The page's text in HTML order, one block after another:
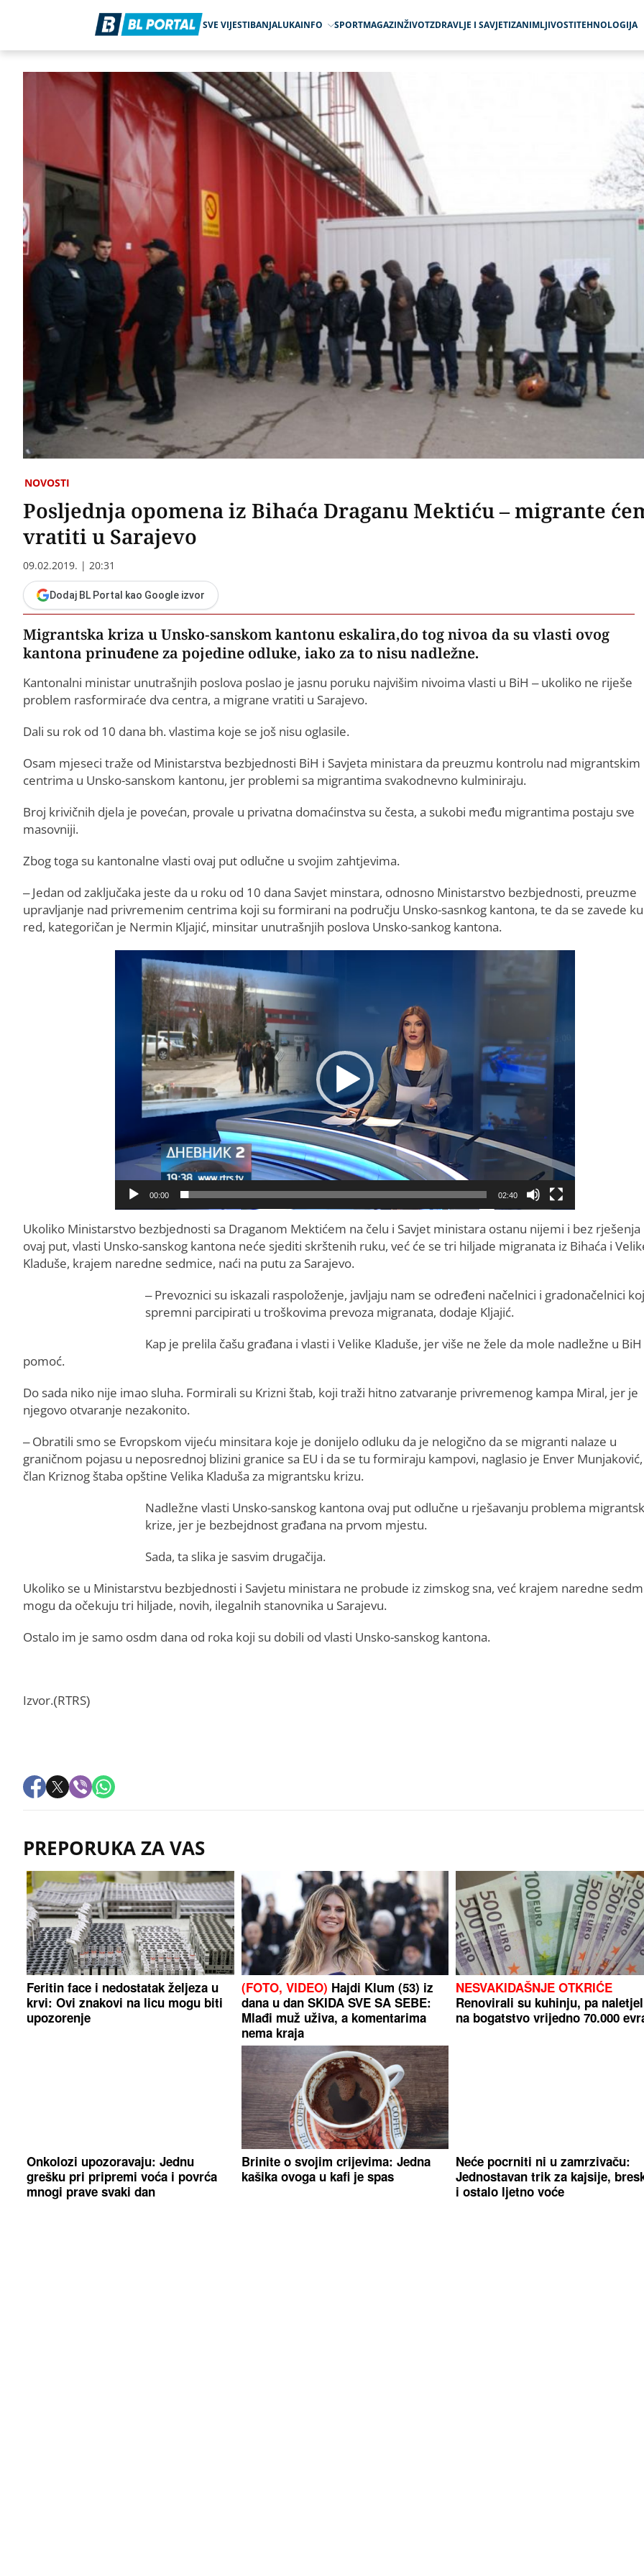
SVE VIJESTIBANJALUKAINFO SPORTMAGAZINŽIVOTZDRAVLJE I SAVJETIZANIMLJIVOSTITEHNOLOGIJA
NOVOSTI
Posljednja opomena iz Bihaća Draganu Mektiću – migrante
vratiti u Sarajevo
09.02.2019. | 20:31
Dodaj BL Portal kao Google izvor
Migrantska kriza u Unsko-sanskom kantonu eskalira,do tog nivoa da su vlasti ovog
kantona prinuđene za pojedine odluke, iako za to nisu nadležne.
Kantonalni ministar unutrašnjih poslova poslao je jasnu poruku najvišim nivoima vlasti u BiH – ukoliko ne riješe
problem rasformiraće dva centra, a migrane vratiti u Sarajevo.
Dali su rok od 10 dana bh. vlastima koje se još nisu oglasile.
Osam mjeseci traže od Ministarstva bezbjednosti BiH i Savjeta ministara da preuzmu kontrolu nad migrantskim
centrima u Unsko-sanskom kantonu, jer problemi sa migrantima svakodnevno kulminiraju.
Broj krivičnih djela je povećan, provale u privatna domaćinstva su česta, a sukobi među migrantima postaju sve
masovniji.
Zbog toga su kantonalne vlasti ovaj put odlučne u svojim zahtjevima.
– Јedan od zaključaka jeste da u roku od 10 dana Savjet minstara, odnosno Ministarstvo bezbjednosti, preuzme
upravljanje nad privremenim centrima koji su formirani na području Unsko-sasnkog kantona, te da se zavede
red, kategoričan je Nermin Kljajić, minsitar unutrašnjih poslova Unsko-sankog kantona.
Video
Player
00:00 02:40
Ukoliko Ministarstvo bezbjednosti sa Draganom Mektićem na čelu i Savjet ministara ostanu nijemi i bez rješenja
ovaj put, vlasti Unsko-sanskog kantona neće sjediti skrštenih ruku, već će se tri hiljade migranata iz Bihaća i
Kladuše, krajem naredne sedmice, naći na putu za Sarajevo.
– Prevoznici su iskazali raspoloženje, javljaju nam se određeni načelnici i gradonačelnici
spremni parcipirati u troškovima prevoza migranata, dodaje Kljajić.
Kap je prelila čašu građana i vlasti i Velike Kladuše, jer više ne žele da mole nadležne u BiH
pomoć.
Do sada niko nije imao sluha. Formirali su Krizni štab, koji traži hitno zatvaranje privremenog kampa Miral, jer je
njegovo otvaranje nezakonito.
– Obratili smo se Evropskom vijeću minsitara koje je donijelo odluku da je nelogično da se migranti nalaze u
graničnom pojasu u neposrednoj blizini granice sa EU i da se tu formiraju kampovi, naglasio je Enver Munjaković,
član Kriznog štaba opštine Velika Kladuša za migrantsku krizu.
Nadležne vlasti Unsko-sanskog kantona ovaj put odlučne u rješavanju problema
krize, jer je bezbejdnost građana na prvom mjestu.
Sada, ta slika je sasvim drugačija.
Ukoliko se u Ministarstvu bezbjednosti i Savjetu ministara ne probude iz zimskog sna, već krajem naredne
mogu da očekuju tri hiljade, novih, ilegalnih stanovnika u Sarajevu.
Ostalo im je samo osdm dana od roka koji su dobili od vlasti Unsko-sanskog kantona.
Izvor.(RTRS)
PREPORUKA ZA VAS
Feritin face i nedostatak željeza u
krvi: Ovi znakovi na licu mogu biti
upozorenje
(FOTO, VIDEO) Hajdi Klum (53) iz
dana u dan SKIDA SVE SA SEBE:
Mlađi muž uživa, a komentarima
nema kraja
NESVAKIDAŠNJE OTKRIĆE
Renovirali su kuhinju, pa
na bogatstvo vrijedno 70.000
Onkolozi upozoravaju: Jednu
grešku pri pripremi voća i povrća
mnogi prave svaki dan
Brinite o svojim crijevima: Jedna
kašika ovoga u kafi je spas
Neće pocrniti ni u zamrzivaču:
Jednostavan trik za kajsije,
i ostalo ljetno voće